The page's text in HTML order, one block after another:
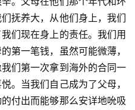
抚养大，从他们身上，我们
们现在身上的责任。我们用
第一笔钱，虽然可能微薄，
们第一次拿到海外的合同一
。当我们自己成为了父母，
付出而能够那么安详地吮吸